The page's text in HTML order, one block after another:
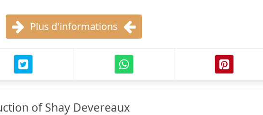
Plus d'informations
of Shay Devereaux